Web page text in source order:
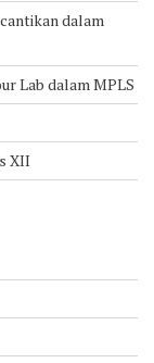
dalam
Lab dalam MPLS
XII